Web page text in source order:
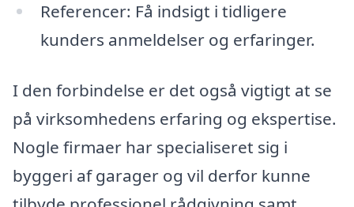
Referencer: Få indsigt i tidligere
kunders anmeldelser og erfaringer.
I den forbindelse er det også vigtigt at se
på virksomhedens erfaring og ekspertise.
Nogle firmaer har specialiseret sig i
byggeri af garager og vil derfor kunne